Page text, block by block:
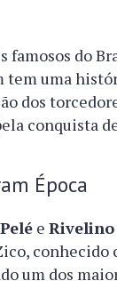
famosos do
tem uma
dos
conquista
Época
Pelé eRivelino
conhecido
um dos